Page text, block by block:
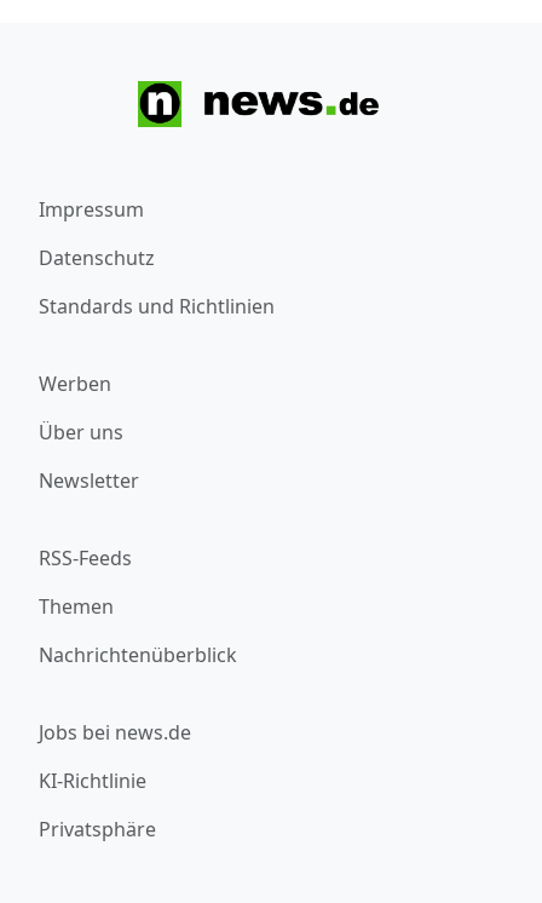
Impressum
Datenschutz
Standards und Richtlinien
Werben
Über uns
Newsletter
RSS-Feeds
Themen
Nachrichtenüberblick
Jobs bei news.de
KI-Richtlinie
Privatsphäre